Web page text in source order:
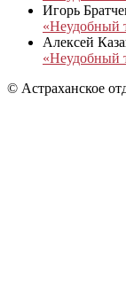
Игорь
«Неудобный
Алексей
«Неудобный
© Астраханское